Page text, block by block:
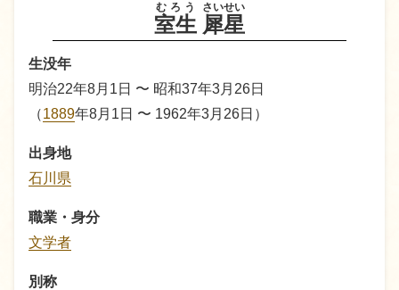
室生
むろう
犀星
さいせい
生没年
明治22年8月1日 〜 昭和37年3月26日
（1889年8月1日 〜 1962年3月26日）
出身地
石川県
職業・身分
文学者
別称